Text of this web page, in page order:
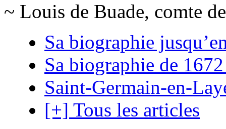
~ Louis de Buade, comte
Sa biographie
Sa biographie de
Saint-Germain-en-
[+] Tous les articles